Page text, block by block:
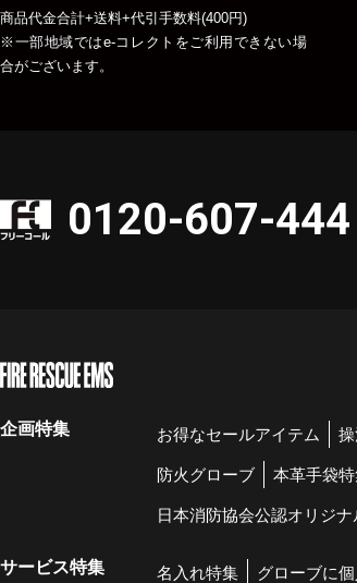
商品代金合計+送料+代引手数料(400円)
※一部地域ではe-コレクトをご利用できない場
合がございます。
0120-607-444
企画特集 お得なセールアイテム
防火グローブ 本革手袋
日本消防協会公認オリジナ
サービス特集 名入れ特集 グローブに